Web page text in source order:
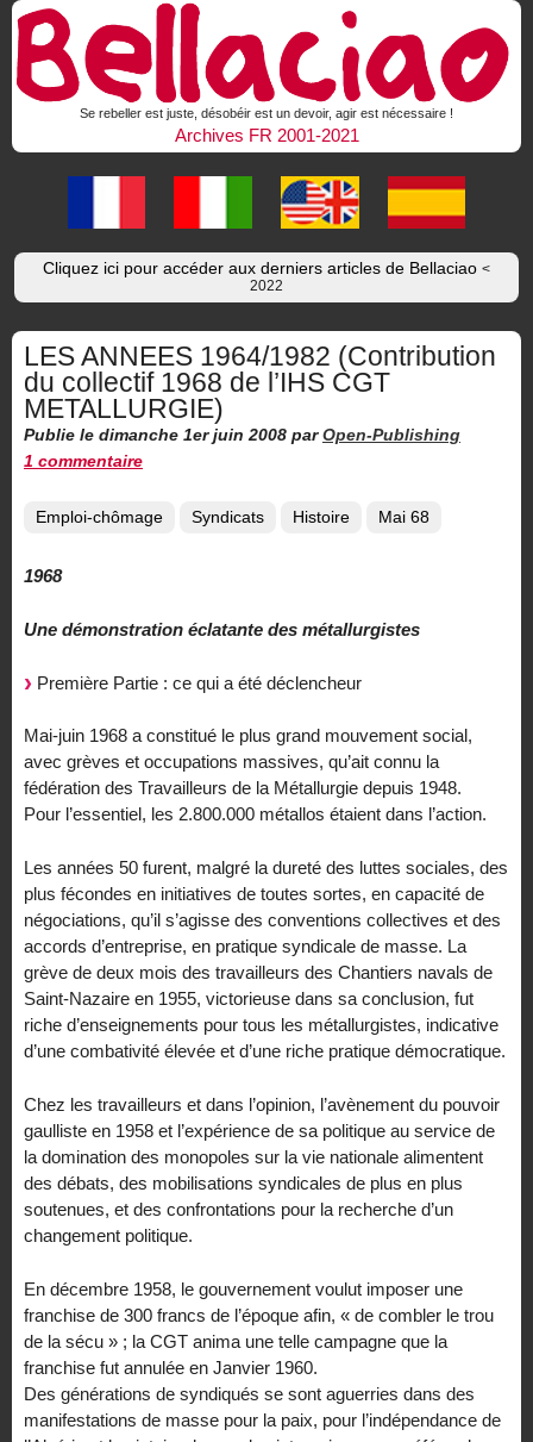
Se rebeller est juste, désobéir est un devoir, agir est nécessaire !
Archives FR 2001-2021
Cliquez ici pour accéder aux derniers articles de Bellaciao <
2022
LES ANNEES 1964/1982 (Contribution
du collectif 1968 de l’IHS CGT
METALLURGIE)
Publie le dimanche 1er juin 2008 par Open-Publishing
1 commentaire
Emploi-chômage Syndicats Histoire Mai 68
1968
Une démonstration éclatante des métallurgistes
Première Partie : ce qui a été déclencheur
Mai-juin 1968 a constitué le plus grand mouvement social,
avec grèves et occupations massives, qu’ait connu la
fédération des Travailleurs de la Métallurgie depuis 1948.
Pour l’essentiel, les 2.800.000 métallos étaient dans l’action.
Les années 50 furent, malgré la dureté des luttes sociales, des
plus fécondes en initiatives de toutes sortes, en capacité de
négociations, qu’il s’agisse des conventions collectives et des
accords d’entreprise, en pratique syndicale de masse. La
grève de deux mois des travailleurs des Chantiers navals de
Saint-Nazaire en 1955, victorieuse dans sa conclusion, fut
riche d’enseignements pour tous les métallurgistes, indicative
d’une combativité élevée et d’une riche pratique démocratique.
Chez les travailleurs et dans l’opinion, l’avènement du pouvoir
gaulliste en 1958 et l’expérience de sa politique au service de
la domination des monopoles sur la vie nationale alimentent
des débats, des mobilisations syndicales de plus en plus
soutenues, et des confrontations pour la recherche d’un
changement politique.
En décembre 1958, le gouvernement voulut imposer une
franchise de 300 francs de l’époque afin, « de combler le trou
de la sécu » ; la CGT anima une telle campagne que la
franchise fut annulée en Janvier 1960.
Des générations de syndiqués se sont aguerries dans des
manifestations de masse pour la paix, pour l’indépendance de